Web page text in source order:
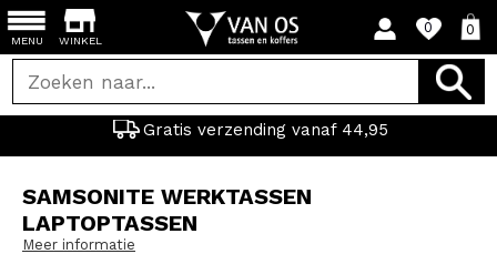
WINKEL
0 0
Gratis verzending vanaf 44,95
MENU
SAMSONITE WERKTASSEN
LAPTOPTASSEN
Meer informatie